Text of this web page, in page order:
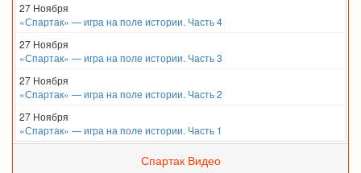
27 Ноября
«Спартак» — игра на поле истории. Часть 4
27 Ноября
«Спартак» — игра на поле истории. Часть 3
27 Ноября
«Спартак» — игра на поле истории. Часть 2
27 Ноября
«Спартак» — игра на поле истории. Часть 1
Спартак Видео